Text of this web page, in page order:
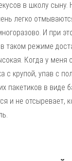
в школу сыну.
легко
И при
таком режиме
Когда у меня
с крупой, упав с
пакетиков в виде
и не отсыревает,